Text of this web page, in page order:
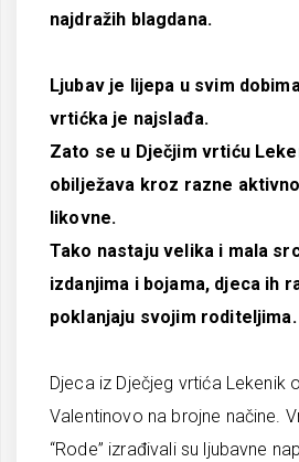
najdražih blagdana.
Ljubav je lijepa u svim
vrtićka je najslađa.
Zato se u Dječjim vrtiću
obilježava kroz razne
likovne.
Tako nastaju velika i mala
izdanjima i bojama, djeca ih
poklanjaju svojim roditeljima.
Djeca iz Dječjeg vrtića Lekenik
Valentinovo na brojne načine.
“Rode” izrađivali su ljubavne